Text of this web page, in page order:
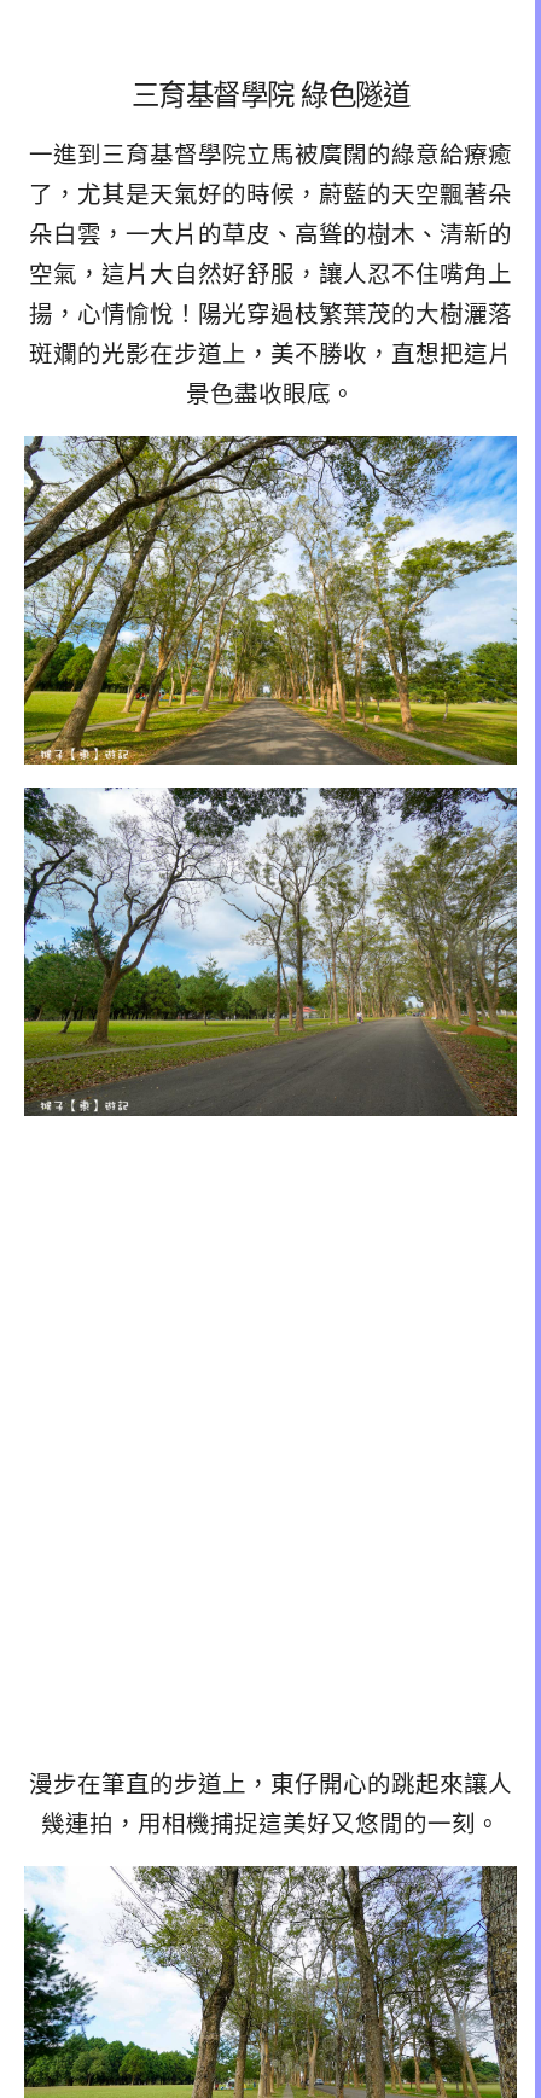
三育基督學院 綠色隧道
一進到三育基督學院立馬被廣闊的綠意給療癒
了，尤其是天氣好的時候，蔚藍的天空飄著朵
朵白雲，一大片的草皮、高聳的樹木、清新的
空氣，這片大自然好舒服，讓人忍不住嘴角上
揚，心情愉悅！陽光穿過枝繁葉茂的大樹灑落
斑斕的光影在步道上，美不勝收，直想把這片
景色盡收眼底。
漫步在筆直的步道上，東仔開心的跳起來讓人
幾連拍，用相機捕捉這美好又悠閒的一刻。